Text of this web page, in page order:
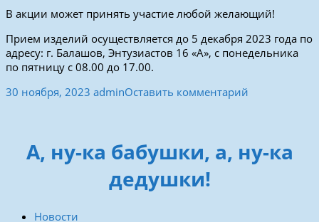
В акции может принять участие любой желающий!
Прием изделий осуществляется до 5 декабря 2023 года по
адресу: г. Балашов, Энтузиастов 16 «А», с понедельника
по пятницу с 08.00 до 17.00.
30 ноября, 2023 adminОставить комментарий
А, ну-ка бабушки, а, ну-ка
дедушки!
Новости